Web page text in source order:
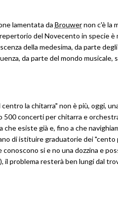
lamentata da Brouwernon c'è la
del Novecento in specie è
della medesima, da parte
da parte del mondo
centro la chitarra" non è più, oggi,
500 concerti per chitarra e
che esiste già e, fino a che
di istituire graduatorie dei "cento
si e no una dozzina e
il problema resterà ben lungi dal